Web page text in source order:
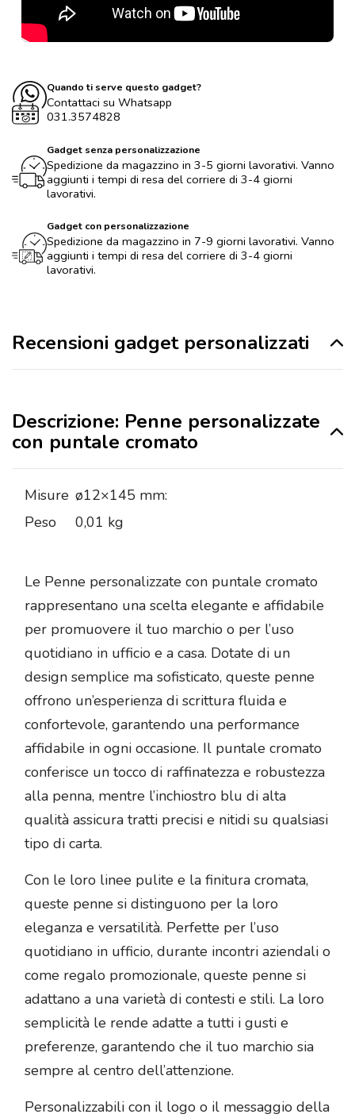
Quando ti serve questo gadget?
Contattaci su Whatsapp
031.3574828
Gadget senza personalizzazione
Spedizione da magazzino in 3-5 giorni lavorativi. Vanno
aggiunti i tempi di resa del corriere di 3-4 giorni
lavorativi.
Gadget con personalizzazione
Spedizione da magazzino in 7-9 giorni lavorativi. Vanno
aggiunti i tempi di resa del corriere di 3-4 giorni
lavorativi.
Recensioni gadget personalizzati
Descrizione: Penne personalizzate
con puntale cromato
Misure ø12×145 mm:
Peso
0,01 kg
Le Penne personalizzate con puntale cromato
rappresentano una scelta elegante e affidabile
per promuovere il tuo marchio o per l’uso
quotidiano in ufficio e a casa. Dotate di un
design semplice ma sofisticato, queste penne
offrono un’esperienza di scrittura fluida e
confortevole, garantendo una performance
affidabile in ogni occasione. Il puntale cromato
conferisce un tocco di raffinatezza e robustezza
alla penna, mentre l’inchiostro blu di alta
qualità assicura tratti precisi e nitidi su qualsiasi
tipo di carta.
Con le loro linee pulite e la finitura cromata,
queste penne si distinguono per la loro
eleganza e versatilità. Perfette per l’uso
quotidiano in ufficio, durante incontri aziendali o
come regalo promozionale, queste penne si
adattano a una varietà di contesti e stili. La loro
semplicità le rende adatte a tutti i gusti e
preferenze, garantendo che il tuo marchio sia
sempre al centro dell’attenzione.
Personalizzabili con il logo o il messaggio della